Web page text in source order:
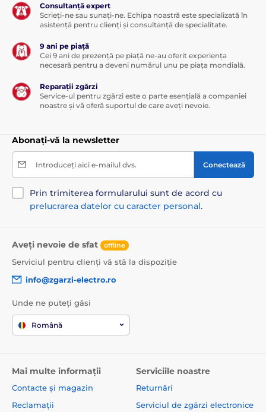
Consultanță expert
Scrieți-ne sau sunați-ne. Echipa noastră este specializată în
asistență pentru clienți și consultanță de specialitate.
9 ani pe piață
Cei 9 ani de prezență pe piață ne-au oferit experiența
necesară pentru a deveni numărul unu pe piața mondială.
Reparații zgărzi
Service-ul pentru zgărzi este o parte esențială a companiei
noastre și vă oferă suportul de care aveți nevoie.
Abonați-vă la newsletter
Introduceți aici e-mailul dvs. Conectează
Prin trimiterea formularului sunt de acord cu
prelucrarea datelor cu caracter personal.
Aveți nevoie de sfat offline
Serviciul pentru clienți vă stă la dispoziție
info@zgarzi-electro.ro
Unde ne puteți găsi
Română
Mai multe informații
Contacte și magazin
Reclamații
Serviciile noastre
Returnări
Serviciul de zgărzi electronice